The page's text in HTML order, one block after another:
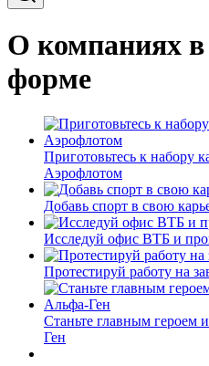
О компаниях в
форме
Приготовьтесь к набору
Аэрофлотом
Добавь спорт в свою
Исследуй офис ВТБ и
Протестируй работу на
Станьте главным героем
Ген